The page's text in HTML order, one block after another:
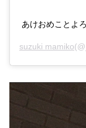
あけおめことよろ
suzuki mamiko